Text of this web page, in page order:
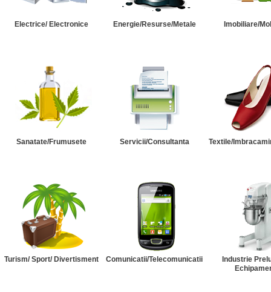
Electrice/ Electronice Energie/Resurse/Metale Imobiliare/
Sanatate/Frumusete Servicii/Consultanta Textile/
Turism/ Sport/ Divertisment Comunicatii/Telecomunicatii
Industrie